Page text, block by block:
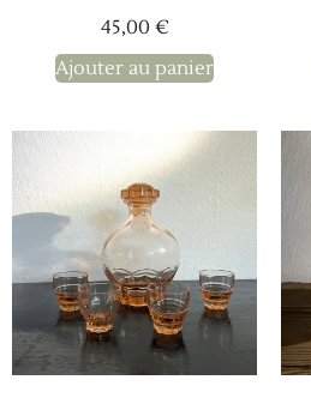
45,00 €
Ajouter au panier